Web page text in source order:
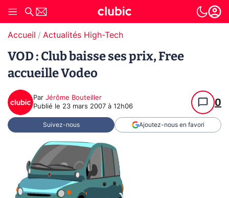
Accueil Actualités High-Tech
VOD : Club baisse ses prix, Free
accueille Vodeo
Par Jérôme Bouteiller
Publié le 23 mars 2007 à 12h06 0
Suivez-nous Ajoutez-nous en favori